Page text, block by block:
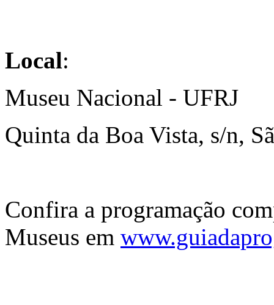
Local:
Museu Nacional - UFRJ
Quinta da Boa Vista, s/n,
Confira a programação
Museus em